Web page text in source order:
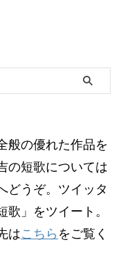
般の優れた作品を
の短歌については
どうぞ。ツイッタ
」をツイート。
はこちら をご覧く